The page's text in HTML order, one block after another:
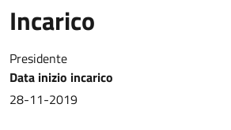
Incarico
Presidente
Data inizio incarico
28-11-2019